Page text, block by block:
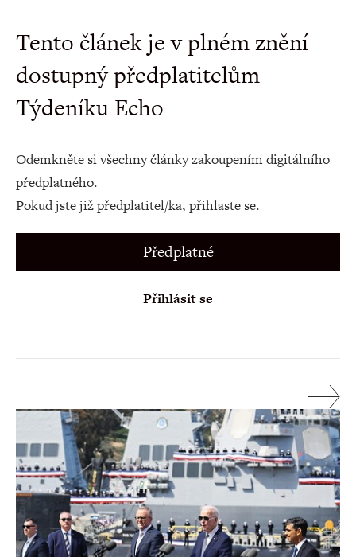
Tento článek je v plném znění
dostupný předplatitelům
Týdeníku Echo
Odemkněte si všechny články zakoupením digitálního
předplatného.
Pokud jste již předplatitel/ka, přihlaste se.
Předplatné
Přihlásit se